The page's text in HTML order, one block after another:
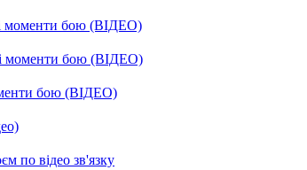
моменти бою (ВІДЕО)
моменти бою (ВІДЕО)
бою (ВІДЕО)
по відео зв'язку